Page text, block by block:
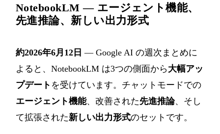
NotebookLM — エージェント機能、
先進推論、新しい出力形式
約2026年6月12日 — Google AI の週次まとめに
よると、NotebookLM は3つの側面から大幅アッ
プデート を受けています。チャットモードでの
エージェント機能、改善された先進推論、そし
て拡張された新しい出力形式のセットです。